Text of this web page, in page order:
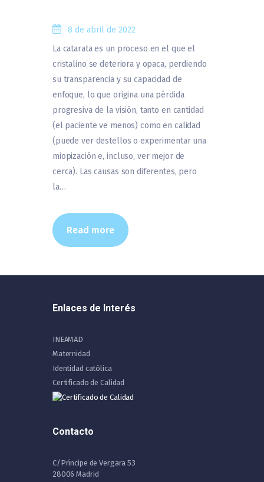
8 de abril de 2022
La catarata es un proceso en el que el
cristalino se deteriora y opaca, perdiendo
su transparencia y su capacidad de
enfoque, lo que origina una pérdida
progresiva de la visión, tanto en cantidad
(el paciente ve menos) como en calidad
(puede ver destellos o experimentar una
miopización e, incluso, ver mejor de
cerca). Las causas son diferentes, pero
la…
Read more
Enlaces de Interés
INEAMAD
Maternidad
Identidad católica
Certificado de Calidad
Contacto
C/Príncipe de Vergara 53
28006 Madrid